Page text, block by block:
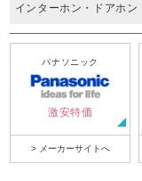
インターホン・ドアホン
パナソニック
激安特価
> メーカーサイトへ